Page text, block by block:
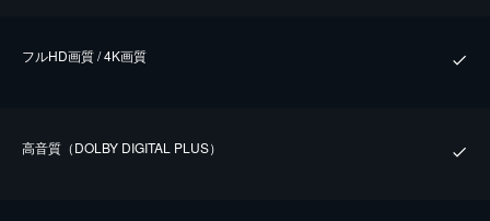
フルHD画質 / 4K画質
⾼⾳質（DOLBY DIGITAL PLUS）